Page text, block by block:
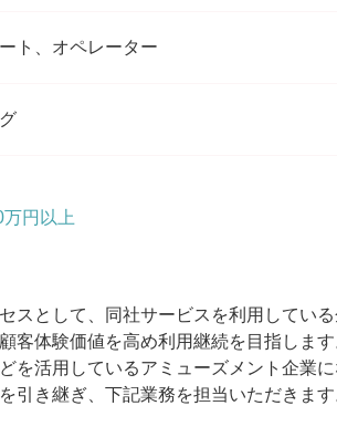
ト、オペレーター
円以上
スとして、同社サービスを利用してい
客体験価値を高め利用継続を目指しま
を活用しているアミューズメント企業
引き継ぎ、下記業務を担当いただきます